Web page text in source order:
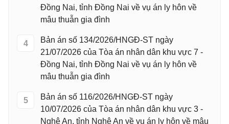
Đồng Nai, tỉnh Đồng Nai về vụ án ly hôn về
mâu thuẫn gia đình
4
Bản án số 134/2026/HNGĐ-ST ngày
21/07/2026 của Tòa án nhân dân khu vực 7 -
Đồng Nai, tỉnh Đồng Nai về vụ án ly hôn về
mâu thuẫn gia đình
5
Bản án số 116/2026/HNGĐ-ST ngày
10/07/2026 của Tòa án nhân dân khu vực 3 -
Nghệ An, tỉnh Nghệ An về vụ án ly hôn về mâu